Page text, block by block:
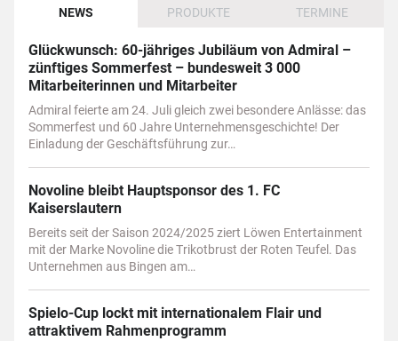
NEWS PRODUKTE TERMINE
Glückwunsch: 60-jähriges Jubiläum von Admiral –
zünftiges Sommerfest – bundesweit 3 000
Mitarbeiterinnen und Mitarbeiter
Admiral feierte am 24. Juli gleich zwei besondere Anlässe: das
Sommerfest und 60 Jahre Unternehmensgeschichte! Der
Einladung der Geschäftsführung zur…
Novoline bleibt Hauptsponsor des 1. FC
Kaiserslautern
Bereits seit der Saison 2024/2025 ziert Löwen Entertainment
mit der Marke Novoline die Trikotbrust der Roten Teufel. Das
Unternehmen aus Bingen am…
Spielo-Cup lockt mit internationalem Flair und
attraktivem Rahmenprogramm